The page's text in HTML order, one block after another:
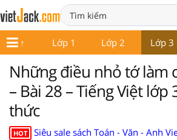
Lớp 1 Lớp 2 Lớp 3
Những điều nhỏ tớ làm
– Bài 28 – Tiếng Việt lớp
thức
HOT
Siêu sale sách Toán - Văn - Anh